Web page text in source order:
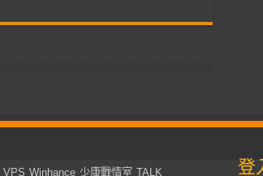
VPS Winhance 少康戰情室 TALK 登